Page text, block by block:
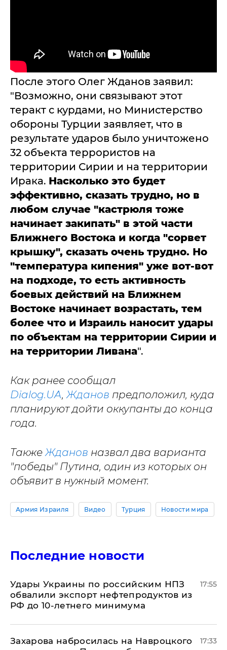
После этого Олег Жданов заявил:
"Возможно, они связывают этот
теракт с курдами, но Министерство
обороны Турции заявляет, что в
результате ударов было уничтожено
32 объекта террористов на
территории Сирии и на территории
Ирака. Насколько это будет
эффективно, сказать трудно, но в
любом случае "кастрюля тоже
начинает закипать" в этой части
Ближнего Востока и когда "сорвет
крышку", сказать очень трудно. Но
"температура кипения" уже вот-вот
на подходе, то есть активность
боевых действий на Ближнем
Востоке начинает возрастать, тем
более что и Израиль наносит удары
по объектам на территории Сирии и
на территории Ливана".
Как ранее сообщал
Dialog.UA,Жданов предположил, куда
планируют дойти оккупанты до конца
года.
ТакжеЖданов назвал два варианта
"победы" Путина, один из которых он
объявит в нужный момент.
Армия Израиля Видео Турция Новости мира
Последние новости
Удары Украины по российским НПЗ
обвалили экспорт нефтепродуктов из
РФ до 10-летнего минимума
17:55
​Захарова набросилась на Навроцкого
17:33